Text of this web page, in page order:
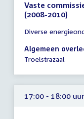
Vaste
(2008-2010)
vergadering
17:00
-
uur
Diverse
Algemeen
Troelstrazaal
17:00 - 18:00 uur